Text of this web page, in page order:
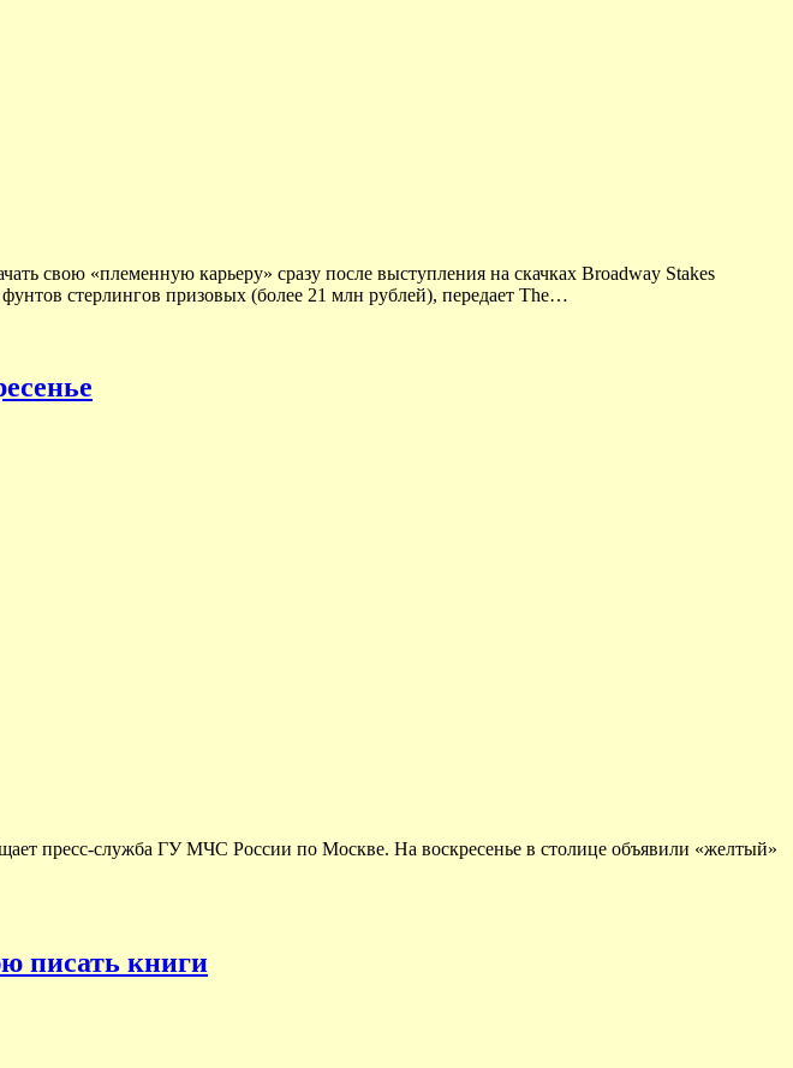
свою «племенную карьеру» сразу после выступления на скачках Broadway Stakes
стерлингов призовых (более 21 млн рублей), передает The…
пресс-служба ГУ МЧС России по Москве. На воскресенье в столице объявили «желтый»
писать книги